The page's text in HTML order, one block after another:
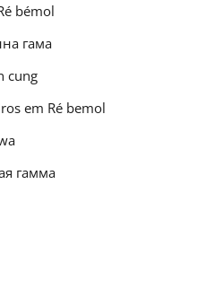
bémol
гама
cung
em Ré bemol
гамма